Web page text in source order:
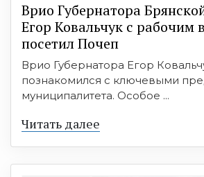
Врио Губернатора
Егор Ковальчук с рабочим
посетил Почеп
Врио Губернатора Егор
познакомился с ключевыми
муниципалитета. Особое ...
Читать далее